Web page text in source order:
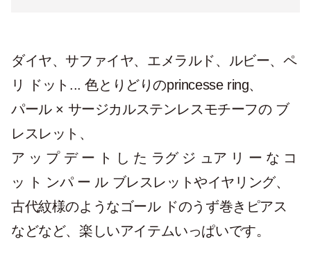
ダイヤ、サファイヤ、エメラルド、ルビー、ペ
リ ドット... 色とりどりのprincesse ring、
パール × サージカルステンレスモチーフの ブ
レスレット、
ア ッ プ デ ー ト し た ラグ ジ ュア リ ー な コ
ッ ト ンパ ー ル ブレスレットやイヤリング、
古代紋様のようなゴール ドのうず巻きピアス
などなど、楽しいアイテムいっぱいです。